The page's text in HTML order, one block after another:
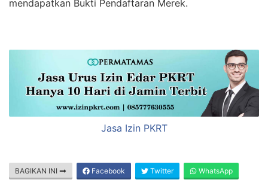
mendapatkan Bukti Pendaftaran Merek.
Jasa Izin PKRT
BAGIKAN INI Facebook Twitter WhatsApp